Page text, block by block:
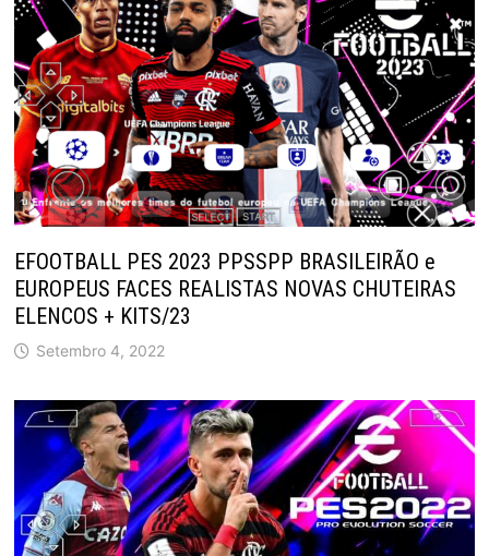
EFOOTBALL PES 2023 PPSSPP BRASILEIRÃO e
EUROPEUS FACES REALISTAS NOVAS CHUTEIRAS
ELENCOS + KITS/23
Setembro 4, 2022